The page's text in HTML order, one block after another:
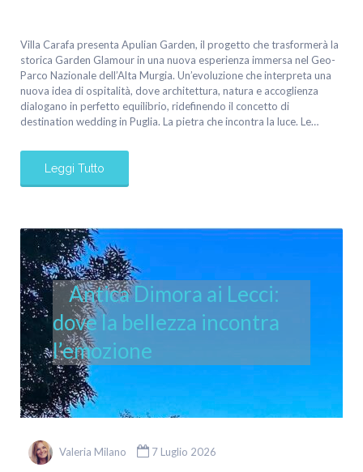
Villa Carafa presenta Apulian Garden, il progetto che trasformerà la
storica Garden Glamour in una nuova esperienza immersa nel Geo-
Parco Nazionale dell’Alta Murgia. Un’evoluzione che interpreta una
nuova idea di ospitalità, dove architettura, natura e accoglienza
dialogano in perfetto equilibrio, ridefinendo il concetto di
destination wedding in Puglia. La pietra che incontra la luce. Le…
Leggi Tutto
Antica Dimora ai Lecci:
dove la bellezza incontra
l’emozione
Valeria Milano 7 Luglio 2026